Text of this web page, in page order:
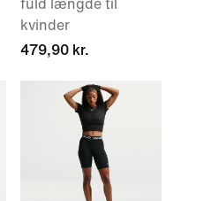
fuld længde til
kvinder
479,90 kr.